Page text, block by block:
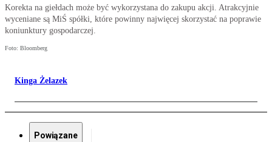
Korekta na giełdach może być wykorzystana do zakupu akcji. Atrakcyjnie
wyceniane są MiŚ spółki, które powinny najwięcej skorzystać na poprawie
koniunktury gospodarczej.
Foto: Bloomberg
Kinga Żelazek
Powiązane